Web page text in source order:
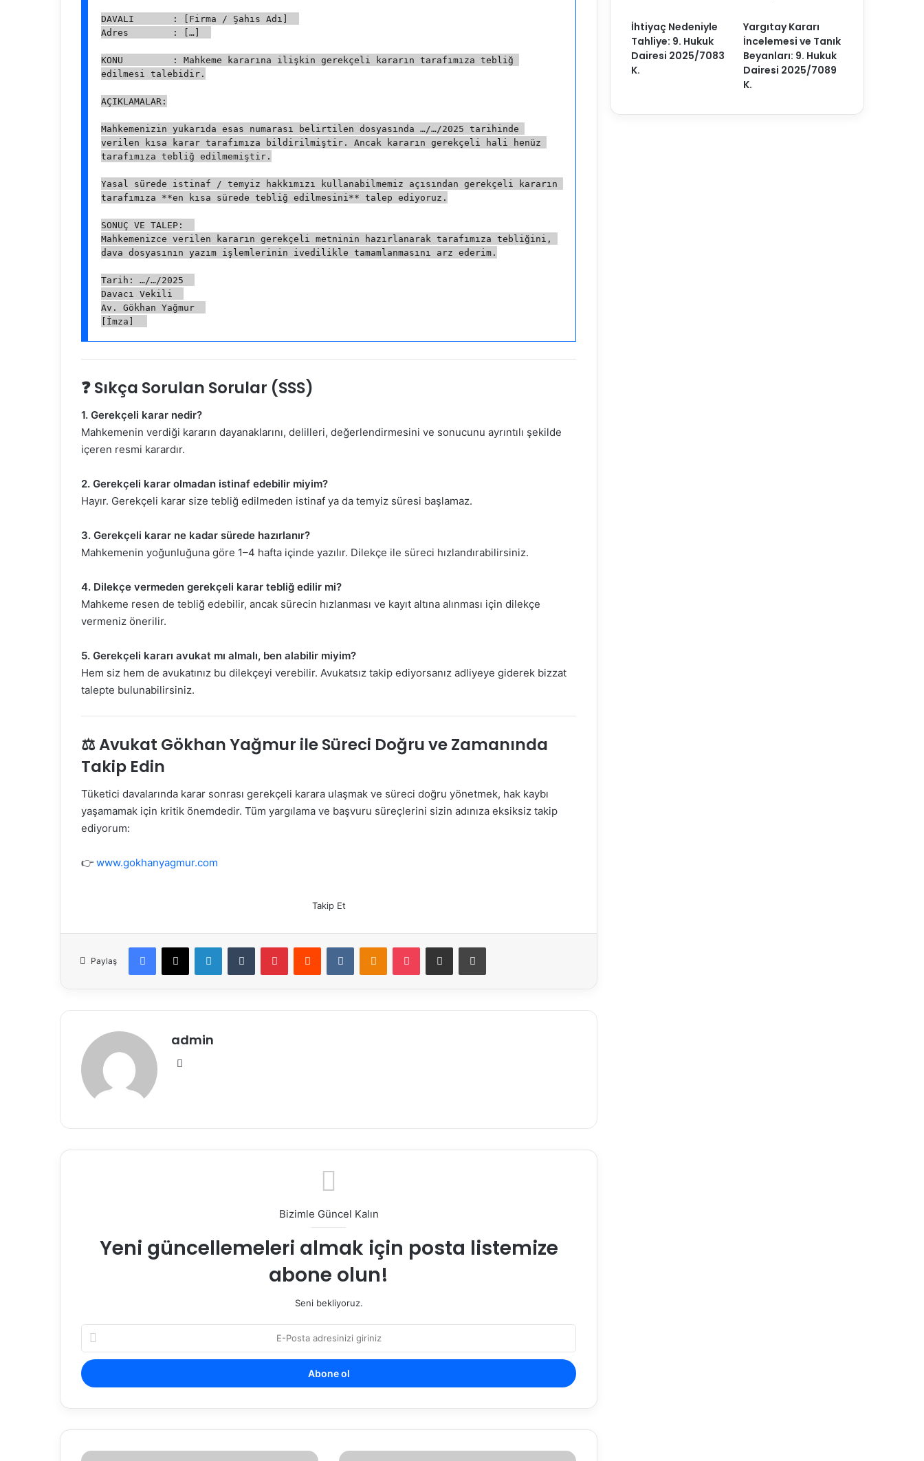
DAVALI       : [Firma / Şahıs Adı]
Adres        : […]
KONU         : Mahkeme kararına ilişkin gerekçeli kararın tarafımıza tebliğ
edilmesi talebidir.
AÇIKLAMALAR:
Mahkemenizin yukarıda esas numarası belirtilen dosyasında …/…/2025 tarihinde
verilen kısa karar tarafımıza bildirilmiştir. Ancak kararın gerekçeli hali henüz
tarafımıza tebliğ edilmemiştir.
Yasal sürede istinaf / temyiz hakkımızı kullanabilmemiz açısından gerekçeli kararın
tarafımıza **en kısa sürede tebliğ edilmesini** talep ediyoruz.
SONUÇ VE TALEP:
Mahkemenizce verilen kararın gerekçeli metninin hazırlanarak tarafımıza tebliğini,
dava dosyasının yazım işlemlerinin ivedilikle tamamlanmasını arz ederim.
Tarih: …/…/2025
Davacı Vekili
Av. Gökhan Yağmur
[İmza]
❓ Sıkça Sorulan Sorular (SSS)
1. Gerekçeli karar nedir?
Mahkemenin verdiği kararın dayanaklarını, delilleri, değerlendirmesini ve sonucunu ayrıntılı şekilde
içeren resmi karardır.
2. Gerekçeli karar olmadan istinaf edebilir miyim?
Hayır. Gerekçeli karar size tebliğ edilmeden istinaf ya da temyiz süresi başlamaz.
3. Gerekçeli karar ne kadar sürede hazırlanır?
Mahkemenin yoğunluğuna göre 1–4 hafta içinde yazılır. Dilekçe ile süreci hızlandırabilirsiniz.
4. Dilekçe vermeden gerekçeli karar tebliğ edilir mi?
Mahkeme resen de tebliğ edebilir, ancak sürecin hızlanması ve kayıt altına alınması için dilekçe
vermeniz önerilir.
5. Gerekçeli kararı avukat mı almalı, ben alabilir miyim?
Hem siz hem de avukatınız bu dilekçeyi verebilir. Avukatsız takip ediyorsanız adliyeye giderek bizzat
talepte bulunabilirsiniz.
⚖️ Avukat Gökhan Yağmur ile Süreci Doğru ve Zamanında
Takip Edin
Tüketici davalarında karar sonrası gerekçeli karara ulaşmak ve süreci doğru yönetmek, hak kaybı
yaşamamak için kritik önemdedir. Tüm yargılama ve başvuru süreçlerini sizin adınıza eksiksiz takip
ediyorum:
👉 www.gokhanyagmur.com
Takip Et
Paylaş
Facebook
X LinkedInTumblr PinterestReddit VKontakteOdnoklassniki
Pocket E-Posta ile paylaş Yazdır
admin
Bizimle Güncel Kalın
Yeni güncellemeleri almak için posta listemize
abone olun!
Seni bekliyoruz.
Posta
adresinizi
giriniz
Gizli Tüketici
İhtiyaç Nedeniyle
Tahliye: 9. Hukuk
Dairesi 2025/7083
K.
Yargıtay Kararı
İncelemesi ve Tanık
Beyanları: 9. Hukuk
Dairesi 2025/7089
K.